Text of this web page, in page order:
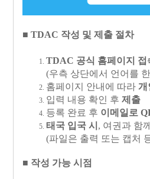
■ TDAC 작성 및 제출 절차
TDAC 공식 홈페이지 접
(우측 상단에서 언어를
홈페이지 안내에 따라 개
입력 내용 확인 후 제출
등록 완료 후 이메일로
태국 입국 시 , 여권과 함
(파일은 출력 또는 캡처
■ 작성 가능 시점